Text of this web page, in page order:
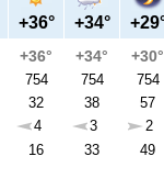
+36°
+36°
754
32
4
16
+34°
+34°
754
38
3
33
+30°
754
57
2
49